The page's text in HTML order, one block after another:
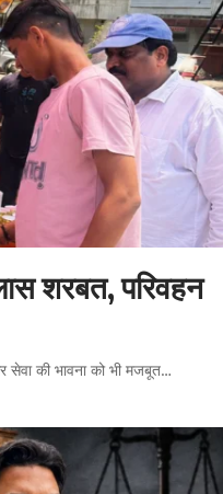
शरबत, परिवहन
सेवा की भावना को भी मजबूत…